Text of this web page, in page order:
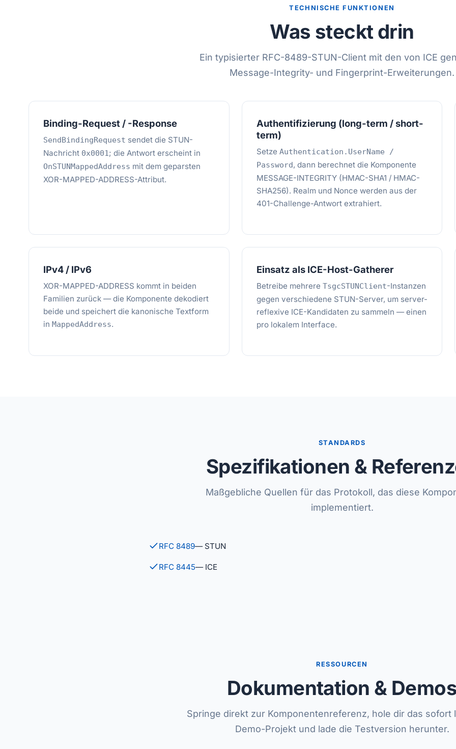
TECHNISCHE FUNKTIONEN
Was steckt drin
Ein typisierter RFC-8489-STUN-Client mit den von ICE
Message-Integrity- und Fingerprint-Erweiterungen.
Binding-Request / -Response
SendBindingRequest sendet die STUN-
Nachricht 0x0001; die Antwort erscheint in
OnSTUNMappedAddress mit dem geparsten
XOR-MAPPED-ADDRESS-Attribut.
Authentifizierung (long-term / short-
term)
Setze Authentication.UserName /
Password, dann berechnet die Komponente
MESSAGE-INTEGRITY (HMAC-SHA1 / HMAC-
SHA256). Realm und Nonce werden aus der
401-Challenge-Antwort extrahiert.
IPv4 / IPv6
XOR-MAPPED-ADDRESS kommt in beiden
Familien zurück — die Komponente dekodiert
beide und speichert die kanonische Textform
in MappedAddress.
Einsatz als ICE-Host-Gatherer
Betreibe mehrere TsgcSTUNClient-Instanzen
gegen verschiedene STUN-Server, um server-
reflexive ICE-Kandidaten zu sammeln — einen
pro lokalem Interface.
STANDARDS
Spezifikationen &
Maßgebliche Quellen für das Protokoll, das diese
implementiert.
RFC 8489— STUN
RFC 8445— ICE
RESSOURCEN
Dokumentation &
Springe direkt zur Komponentenreferenz, hole dir das sofort
Demo-Projekt und lade die Testversion herunter.